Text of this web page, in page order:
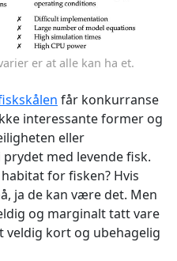
er at alle kan ha et.
får konkurranse
interessante former og
eller
prydet med levende fisk.
for fisken? Hvis
ja de kan være det. Men
og marginalt tatt vare
veldig kort og ubehagelig